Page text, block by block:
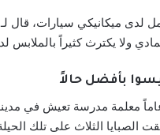
لدى ميكانيكي سيارات، قال
ولا يكترث كثيراً بالملابس
بأفضل حالاً
لما 27 عاماً معلمة مدرسة تعيش
الصبايا الثلاث على تلك